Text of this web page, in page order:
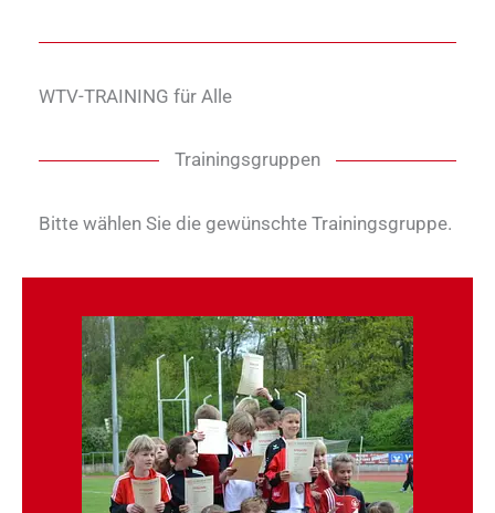
WTV-TRAINING für Alle
Trainingsgruppen
Bitte wählen Sie die gewünschte Trainingsgruppe.